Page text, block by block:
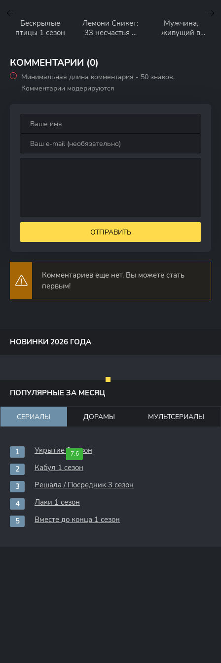
Бескрылые
птицы 1 сезон
Лемони Сникет:
33 несчастья 3
Мужчина,
живущий в
КОММЕНТАРИИ (0)
Минимальная длина комментария - 50 знаков.
Комментарии модерируются
ОТПРАВИТЬ
Комментариев еще нет. Вы можете стать
первым!
НОВИНКИ 2026 ГОДА
ПОПУЛЯРНЫЕ ЗА МЕСЯЦ
СЕРИАЛЫ ДОРАМЫ МУЛЬТСЕРИАЛЫ
7.6
Укрытие 3 сезон
Кабул 1 сезон
Решала / Посредник 3 сезон
Лаки 1 сезон
Вместе до конца 1 сезон